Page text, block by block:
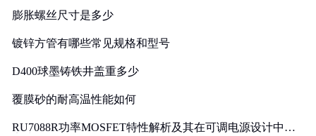
膨胀螺丝尺寸是多少
镀锌方管有哪些常见规格和型号
D400球墨铸铁井盖重多少
覆膜砂的耐高温性能如何
RU7088R功率MOSFET特性解析及其在可调电源设计中的